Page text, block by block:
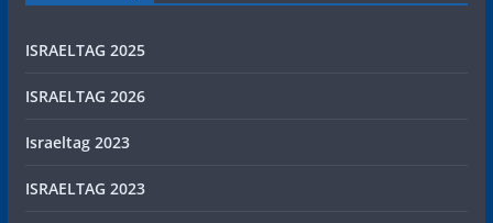
ISRAELTAG 2025
ISRAELTAG 2026
Israeltag 2023
ISRAELTAG 2023